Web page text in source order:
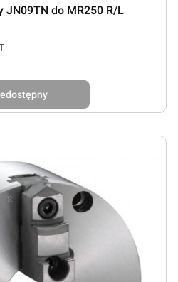
JN09TN do MR250 R/L